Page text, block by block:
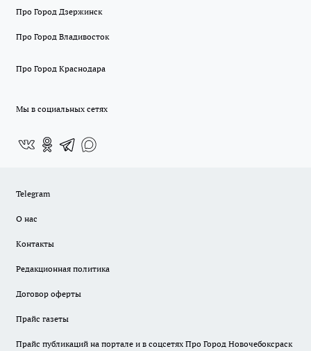
Про Город Дзержинск
Про Город Владивосток
Про Город Краснодара
Мы в социальных сетях
Telegram
О нас
Контакты
Редакционная политика
Договор оферты
Прайс газеты
Прайс публикаций на портале и в соцсетях Про Город Новочебоксраск